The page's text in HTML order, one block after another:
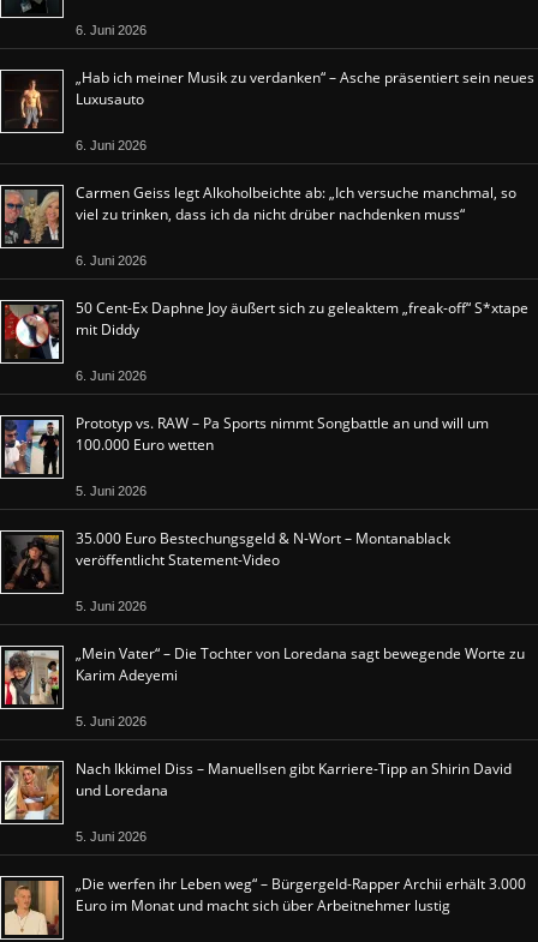
6. Juni 2026
„Hab ich meiner Musik zu verdanken“ – Asche präsentiert sein neues
Luxusauto
6. Juni 2026
Carmen Geiss legt Alkoholbeichte ab: „Ich versuche manchmal, so
viel zu trinken, dass ich da nicht drüber nachdenken muss“
6. Juni 2026
50 Cent-Ex Daphne Joy äußert sich zu geleaktem „freak-off“ S*xtape
mit Diddy
6. Juni 2026
Prototyp vs. RAW – Pa Sports nimmt Songbattle an und will um
100.000 Euro wetten
5. Juni 2026
35.000 Euro Bestechungsgeld & N-Wort – Montanablack
veröffentlicht Statement-Video
5. Juni 2026
„Mein Vater“ – Die Tochter von Loredana sagt bewegende Worte zu
Karim Adeyemi
5. Juni 2026
Nach Ikkimel Diss – Manuellsen gibt Karriere-Tipp an Shirin David
und Loredana
5. Juni 2026
„Die werfen ihr Leben weg“ – Bürgergeld-Rapper Archii erhält 3.000
Euro im Monat und macht sich über Arbeitnehmer lustig